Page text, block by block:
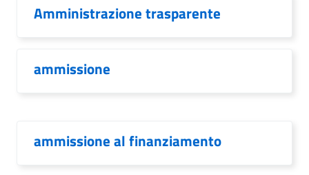
Amministrazione trasparente
ammissione
ammissione al finanziamento